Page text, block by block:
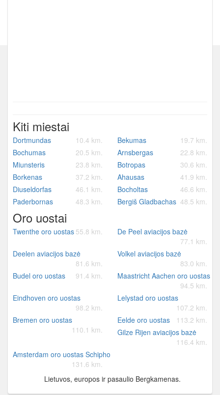
Kiti miestai
Dortmundas 10.4 km. Bekumas
19.7 km.
Bochumas
20.5 km. Arnsbergas
22.8 km.
Miunsteris
23.8 km. Botropas
30.6 km.
Borkenas
37.2 km. Ahausas
41.9 km.
Diuseldorfas
46.1 km. Bocholtas
46.6 km.
Paderbornas
48.3 km. Bergiš Gladbachas 48.5 km.
Oro uostai
Twenthe oro uostas 55.8 km.
De Peel aviacijos bazė
77.1 km.
Deelen aviacijos bazė
81.6 km.
Volkel aviacijos bazė
83.0 km.
Budel oro uostas
91.4 km.
Maastricht Aachen oro uostas
94.5 km.
Eindhoven oro uostas
98.2 km.
Lelystad oro uostas
107.2 km.
Bremen oro uostas
110.1 km.
Eelde oro uostas
113.2 km.
Gilze Rijen aviacijos bazė
116.4 km.
Amsterdam oro uostas Schiphol
131.6 km.
Lietuvos, europos ir pasaulio Bergkamenas.